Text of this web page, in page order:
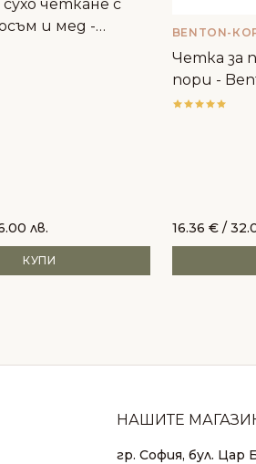
четкане с
и мед -
лв.
КУПИ
BENTON-
Четка за
пори -
Brush
16.36 €/
НАШИТЕ
гр. София, бул. Цар